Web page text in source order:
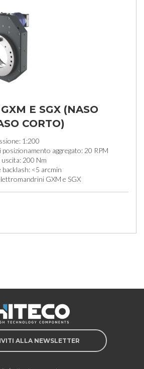
E SGX (NASO
CORTO)
1:200
posizionamento aggregato: 20 RPM
200 Nm
<5 arcmin
GXM e SGX
ALLA NEWSLETTER